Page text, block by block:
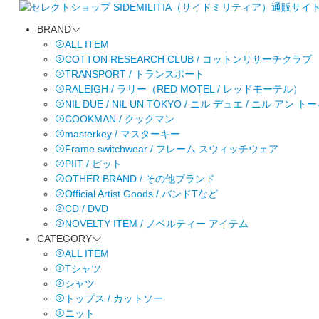
BRAND
ALL ITEM
COTTON RESEARCH CLUB / コットンリサーチクラブ
TRANSPORT / トランスポート
RALEIGH / ラリー（RED MOTEL / レッドモーテル）
NIL DUE / NIL UN TOKYO / ニル デュエ / ニル アン トー
COOKMAN / クックマン
masterkey / マスターキー
Frame switchwear / フレーム スウィッチウェア
PIIT / ピット
OTHER BRAND / その他ブランド
Official Artist Goods / バンドTなど
CD / DVD
NOVELTY ITEM / ノベルティー アイテム
CATEGORY
ALL ITEM
Tシャツ
シャツ
トップス / カットソー
ニット